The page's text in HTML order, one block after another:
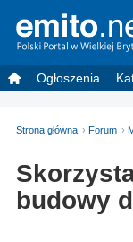
Ogłoszenia
Strona główna Forum
budowy